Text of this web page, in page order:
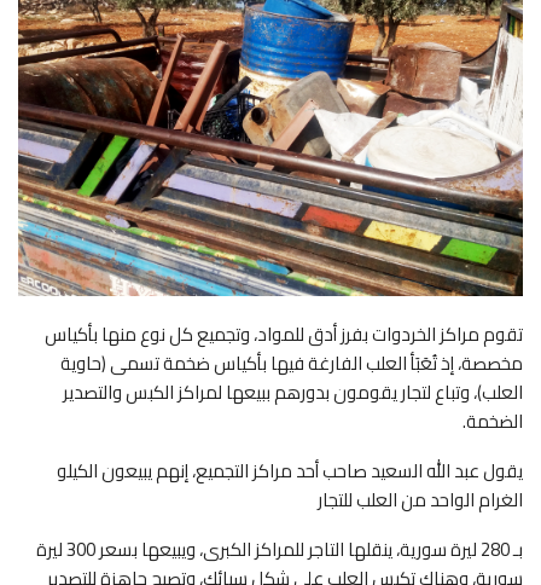
تقوم مراكز الخردوات بفرز أدق للمواد، وتجميع كل نوع منها بأكياس
مخصصة، إذ تُعَبَأ العلب الفارغة فيها بأكياس ضخمة تسمى (حاوية
العلب)، وتباع لتجار يقومون بدورهم ببيعها لمراكز الكبس والتصدير
الضخمة.
يقول عبد الله السعيد صاحب أحد مراكز التجميع، إنهم يبيعون الكيلو
الغرام الواحد من العلب للتجار
بـ 280 ليرة سورية، ينقلها التاجر للمراكز الكبرى، ويبيعها بسعر 300 ليرة
سورية، وهناك تكبس العلب على شكل سبائك، وتصبح جاهزة للتصدير